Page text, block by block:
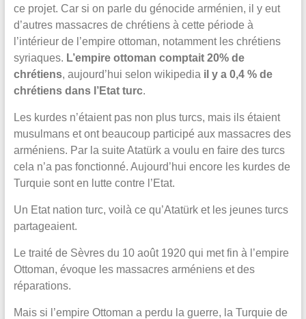
ce projet. Car si on parle du génocide arménien, il y eut
d’autres massacres de chrétiens à cette période à
l’intérieur de l’empire ottoman, notamment les chrétiens
syriaques. L’empire ottoman comptait 20% de
chrétiens, aujourd’hui selon wikipedia il y a 0,4 % de
chrétiens dans l’Etat turc.
Les kurdes n’étaient pas non plus turcs, mais ils étaient
musulmans et ont beaucoup participé aux massacres des
arméniens. Par la suite Atatürk a voulu en faire des turcs
cela n’a pas fonctionné. Aujourd’hui encore les kurdes de
Turquie sont en lutte contre l’Etat.
Un Etat nation turc, voilà ce qu’Atatürk et les jeunes turcs
partageaient.
Le traité de Sèvres du 10 août 1920 qui met fin à l’empire
Ottoman, évoque les massacres arméniens et des
réparations.
Mais si l’empire Ottoman a perdu la guerre, la Turquie de